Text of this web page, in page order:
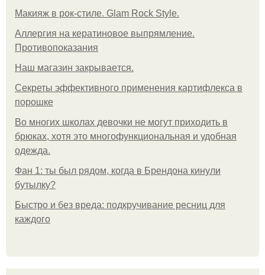
Макияж в рок-стиле. Glam Rock Style.
Аллергия на кератиновое выпрямление.
Противопоказания
Нaш магaзин зaкрывaeтся.
Секреты эффективного применения картифлекса в
порошке
Во многих школах девочки не могут приходить в
брюках, хотя это многофункциональная и удобная
одежда.
Фан 1: ты был рядом, когда в Брендона кинули
бутылку?
Быстро и без вреда: подкручивание ресниц для
каждого